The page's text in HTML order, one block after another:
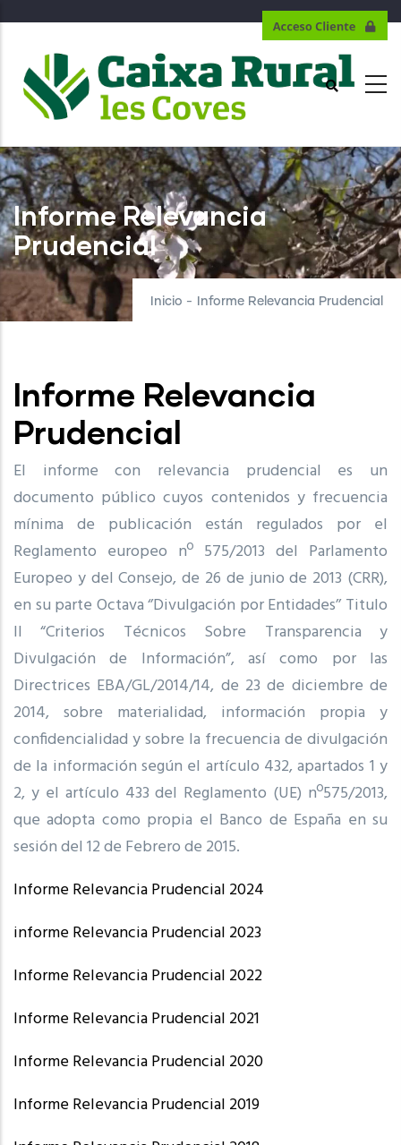
contenido
principal
Informe Relevancia
Prudencial
Inicio - Informe Relevancia Prudencial
Informe Relevancia
Prudencial
El informe con relevancia prudencial es un
documento público cuyos contenidos y frecuencia
mínima de publicación están regulados por el
Reglamento europeo nº 575/2013 del Parlamento
Europeo y del Consejo, de 26 de junio de 2013 (CRR),
en su parte Octava ‘’Divulgación por Entidades’’ Titulo
II “Criterios Técnicos Sobre Transparencia y
Divulgación de Información”, así como por las
Directrices EBA/GL/2014/14, de 23 de diciembre de
2014, sobre materialidad, información propia y
confidencialidad y sobre la frecuencia de divulgación
de la información según el artículo 432, apartados 1 y
2, y el artículo 433 del Reglamento (UE) nº575/2013,
que adopta como propia el Banco de España en su
sesión del 12 de Febrero de 2015.
Informe Relevancia Prudencial 2024
informe Relevancia Prudencial 2023
Informe Relevancia Prudencial 2022
Informe Relevancia Prudencial 2021
Informe Relevancia Prudencial 2020
Informe Relevancia Prudencial 2019